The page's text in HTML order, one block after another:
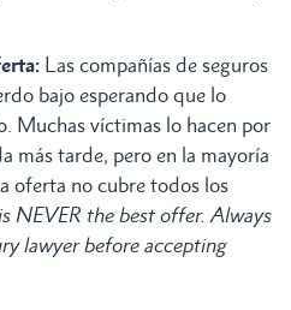
Las compañías de seguros
bajo esperando que lo
Muchas víctimas lo hacen por
más tarde, pero en la mayoría
oferta no cubre todos los
NEVER the best offer. Always
lawyer before accepting